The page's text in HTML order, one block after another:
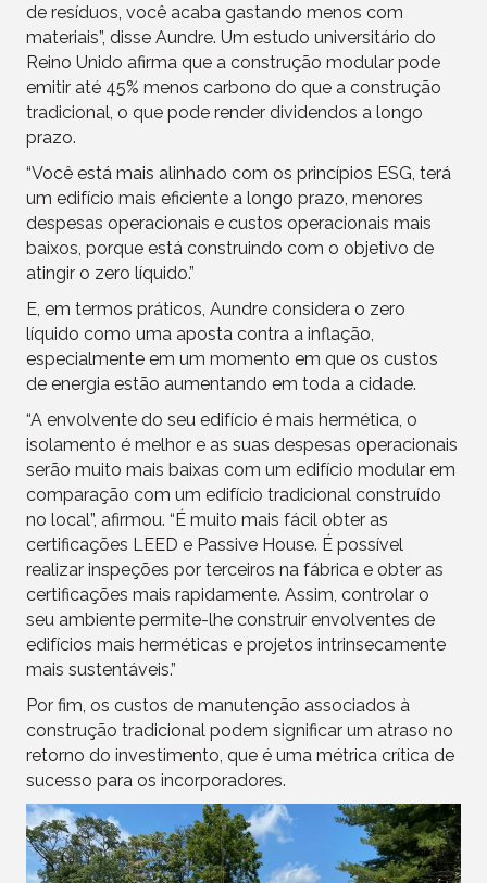
de resíduos, você acaba gastando menos com
materiais”, disse Aundre. Um estudo universitário do
Reino Unido afirma que a construção modular pode
emitir até 45% menos carbono do que a construção
tradicional, o que pode render dividendos a longo
prazo.
“Você está mais alinhado com os princípios ESG, terá
um edifício mais eficiente a longo prazo, menores
despesas operacionais e custos operacionais mais
baixos, porque está construindo com o objetivo de
atingir o zero líquido.”
E, em termos práticos, Aundre considera o zero
líquido como uma aposta contra a inflação,
especialmente em um momento em que os custos
de energia estão aumentando em toda a cidade.
“A envolvente do seu edifício é mais hermética, o
isolamento é melhor e as suas despesas operacionais
serão muito mais baixas com um edifício modular em
comparação com um edifício tradicional construído
no local”, afirmou. “É muito mais fácil obter as
certificações LEED e Passive House. É possível
realizar inspeções por terceiros na fábrica e obter as
certificações mais rapidamente. Assim, controlar o
seu ambiente permite-lhe construir envolventes de
edifícios mais herméticas e projetos intrinsecamente
mais sustentáveis.”
Por fim, os custos de manutenção associados à
construção tradicional podem significar um atraso no
retorno do investimento, que é uma métrica crítica de
sucesso para os incorporadores.